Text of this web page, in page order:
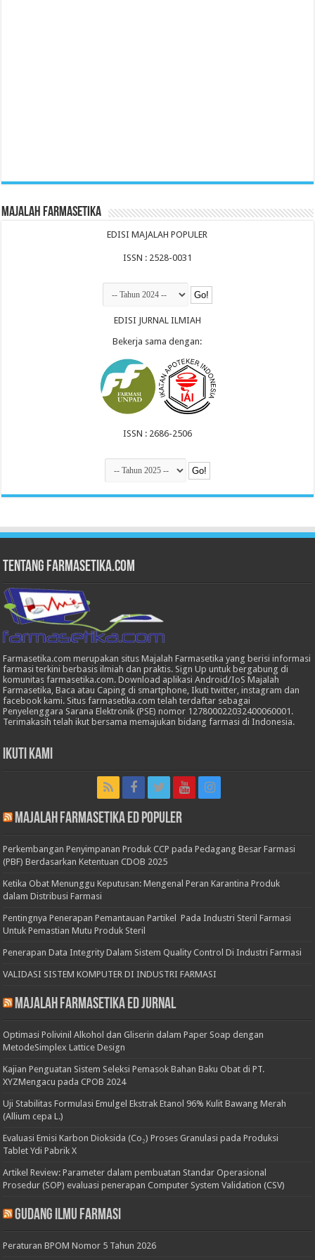
Majalah Farmasetika
EDISI MAJALAH POPULER
ISSN : 2528-0031
EDISI JURNAL ILMIAH
Bekerja sama dengan:
ISSN : 2686-2506
Tentang Farmasetika.com
Farmasetika.com merupakan situs Majalah Farmasetika yang berisi informasi
farmasi terkini berbasis ilmiah dan praktis. Sign Up untuk bergabung di
komunitas farmasetika.com. Download aplikasi Android/IoS Majalah
Farmasetika, Baca atau Caping di smartphone, Ikuti twitter, instagram dan
facebook kami. Situs farmasetika.com telah terdaftar sebagai
Penyelenggara Sarana Elektronik (PSE) nomor 127800022032400060001.
Terimakasih telah ikut bersama memajukan bidang farmasi di Indonesia.
Ikuti Kami
Majalah Farmasetika Ed Populer
Perkembangan Penyimpanan Produk CCP pada Pedagang Besar Farmasi
(PBF) Berdasarkan Ketentuan CDOB 2025
Ketika Obat Menunggu Keputusan: Mengenal Peran Karantina Produk
dalam Distribusi Farmasi
Pentingnya Penerapan Pemantauan Partikel Pada Industri Steril Farmasi
Untuk Pemastian Mutu Produk Steril
Penerapan Data Integrity Dalam Sistem Quality Control Di Industri Farmasi
VALIDASI SISTEM KOMPUTER DI INDUSTRI FARMASI
Majalah Farmasetika Ed Jurnal
Optimasi Polivinil Alkohol dan Gliserin dalam Paper Soap dengan
MetodeSimplex Lattice Design
Kajian Penguatan Sistem Seleksi Pemasok Bahan Baku Obat di PT.
XYZMengacu pada CPOB 2024
Uji Stabilitas Formulasi Emulgel Ekstrak Etanol 96% Kulit Bawang Merah
(Allium cepa L.)
Evaluasi Emisi Karbon Dioksida (Co₂) Proses Granulasi pada Produksi
Tablet Ydi Pabrik X
Artikel Review: Parameter dalam pembuatan Standar Operasional
Prosedur (SOP) evaluasi penerapan Computer System Validation (CSV)
Gudang Ilmu Farmasi
Peraturan BPOM Nomor 5 Tahun 2026